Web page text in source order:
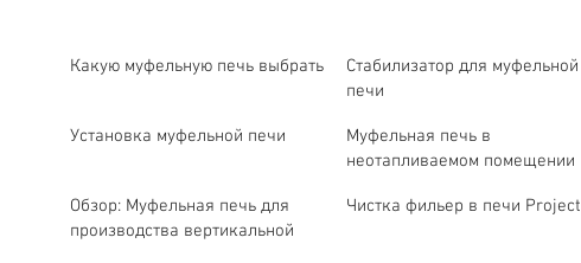
Какую муфельную печь выбрать
Стабилизатор для муфельной
печи
Установка муфельной печи
Муфельная печь в
неотапливаемом помещении
Обзор: Муфельная печь для
производства вертикальной
Чистка фильер в печи Project